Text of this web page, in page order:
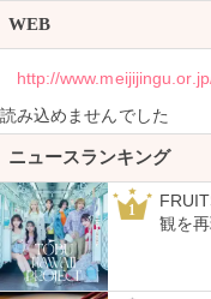
WEB
http://
読み込めませんでした
ニュースランキング
1
観を